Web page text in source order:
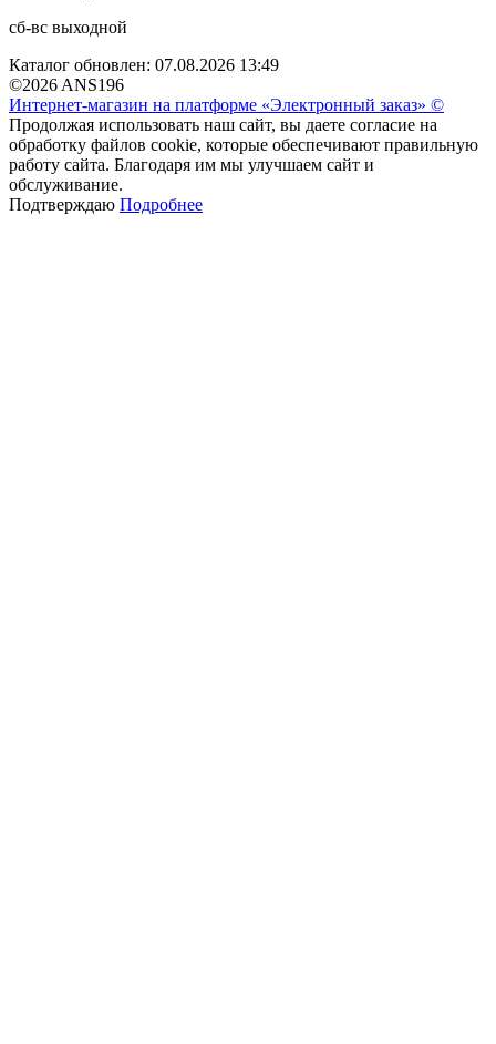
сб-вс выходной
Каталог обновлен: 07.08.2026 13:49
©2026 ANS196
Интернет-магазин на платформе «Электронный заказ» ©
Продолжая использовать наш сайт, вы даете согласие на
обработку файлов cookie, которые обеспечивают правильную
работу сайта. Благодаря им мы улучшаем сайт и
обслуживание.
Подтверждаю Подробнее